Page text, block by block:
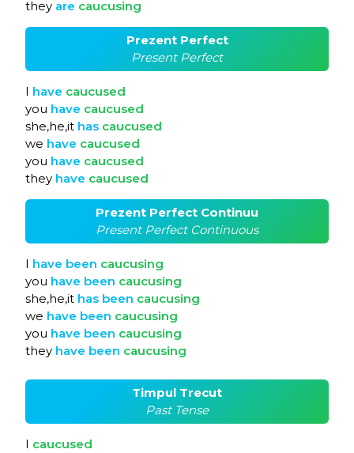
they are caucusing
Prezent Perfect
Present Perfect
I have caucused
you have caucused
she,he,it has caucused
we have caucused
you have caucused
they have caucused
Prezent Perfect Continuu
Present Perfect Continuous
I have been caucusing
you have been caucusing
she,he,it has been caucusing
we have been caucusing
you have been caucusing
they have been caucusing
Timpul Trecut
Past Tense
I caucused